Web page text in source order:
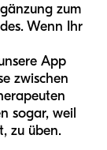
zum
Wenn Ihr
App
zwischen
sogar, weil
zu üben.